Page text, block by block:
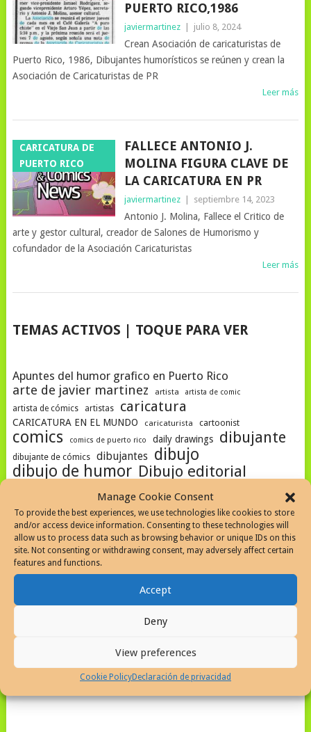
Manage Cookie Consent
To provide the best experiences, we use technologies like cookies to store
and/or access device information. Consenting to these technologies will
allow us to process data such as browsing behavior or unique IDs on this
site. Not consenting or withdrawing consent, may adversely affect certain
features and functions.
Accept
Deny
View preferences
Cookie PolicyDeclaración de privacidad
PUERTO RICO,1986
javiermartinez julio 8, 2024
Crean Asociación de caricaturistas de
Puerto Rico, 1986, Dibujantes humorísticos se reúnen y crean la
Asociación de Caricaturistas de PR
Leer más
CARICATURA DE
PUERTO RICO
FALLECE ANTONIO J.
MOLINA FIGURA CLAVE DE
LA CARICATURA EN PR
javiermartinez septiembre 14, 2023
Antonio J. Molina, Fallece el Critico de
arte y gestor cultural, creador de Salones de Humorismo y
cofundador de la Asociación Caricaturistas
Leer más
NAVEGACIÓN
TEMAS ACTIVOS | TOQUE PARA VER
Apuntes del humor grafico en Puerto Rico
arte de javier martinez artista artista de comic
artista de cómics artistas caricatura
CARICATURA EN EL MUNDO caricaturista cartoonist
comics comics de puerto rico daily drawings dibujante
dibujante de cómics dibujantes dibujo
dibujo de humor Dibujo editorial
humor humor gráfico humorismo
humorismo gráfico humor politico humor social
Humor visual ILLUSTRATION ilustracion
Javier Martinez
Javier Martinez artista
La historia de la caricatura periodística en Puerto Rico
Obituario artistas del cómic Periódico El Mundo
SEARCH THE WEB